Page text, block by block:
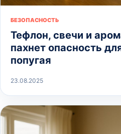
БЕЗОПАСНОСТЬ
Тефлон, свечи и
пахнет опасность
попугая
23.08.2025